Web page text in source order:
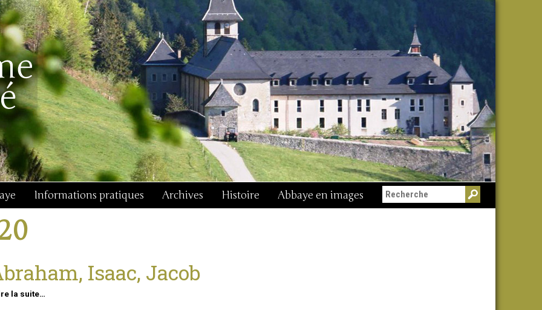
Informations pratiques Archives Histoire Abbaye en images
Isaac, Jacob
la suite…